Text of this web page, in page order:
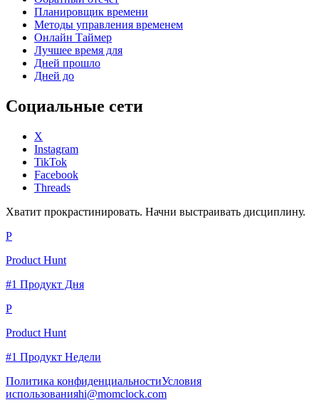
Планировщик времени
Методы управления временем
Онлайн Таймер
Лучшее время для
Дней прошло
Дней до
Социальные сети
X
Instagram
TikTok
Facebook
Threads
Хватит прокрастинировать. Начни выстраивать дисциплину.
P
Product Hunt
#1 Продукт Дня
P
Product Hunt
#1 Продукт Недели
Политика конфиденциальностиУсловия
использованияhi@momclock.com